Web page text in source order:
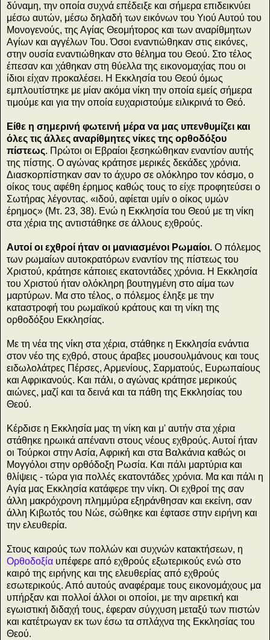
δύναμη, την οποία συχνά επέδειξε και σήμερα επιδεικνύει
μέσω αυτών, μέσω δηλαδή των εικόνων του Υιού Αυτού του
Μονογενούς, της Αγίας Θεομήτορος και των αναρίθμητων
Αγίων και αγγέλων Του. Όσοι εναντιώθηκαν στις εικόνες,
στην ουσία εναντιώθηκαν στο θέλημα του Θεού. Στο τέλος
έπεσαν και χάθηκαν στη θύελλα της εικονομαχίας που οι
ίδιοι είχαν προκαλέσει. Η Εκκλησία του Θεού όμως
εμπλουτίστηκε με μίαν ακόμα νίκη την οποία εμείς σήμερα
τιμούμε και για την οποία ευχαριστούμε ειλικρινά το Θεό.
Είθε η σημερινή φωτεινή μέρα να μας υπενθυμίζει και
όλες τις άλλες αναρίθμητες νίκες της ορθοδόξου
πίστεως. Πρώτοι οι Εβραίοι ξεσηκώθηκαν εναντίον αυτής
της πίστης. Ο αγώνας κράτησε μερικές δεκάδες χρόνια.
Διασκορπίστηκαν σαν το άχυρο σε ολόκληρο τον κόσμο, ο
οίκος τους αφέθη έρημος καθώς τους το είχε προφητεύσει ο
Σωτήρας λέγοντας. «ιδού, αφίεται υμίν ο οίκος υμών
έρημος» (Μτ. 23, 38). Ενώ η Εκκλησία του Θεού με τη νίκη
στα χέρια της αντιστάθηκε σε άλλους εχθρούς.
Αυτοί οι εχθροί ήταν οι μανιασμένοι Ρωμαίοι. Ο πόλεμος
των ρωμαίων αυτοκρατόρων εναντίον της πίστεως του
Χριστού, κράτησε κάποιες εκατοντάδες χρόνια. Η Εκκλησία
του Χριστού ήταν ολόκληρη βουτηγμένη στο αίμα των
μαρτύρων. Μα στο τέλος, ο πόλεμος έληξε με την
καταστροφή του ρωμαϊκού κράτους και τη νίκη της
ορθοδόξου Εκκλησίας.
Με τη νέα της νίκη στα χέρια, στάθηκε η Εκκλησία ενάντια
στον νέο της εχθρό, στους άραβες μουσουλμάνους και τους
ειδωλολάτρες Πέρσες, Αρμενίους, Σαρματούς, Ευρωπαίους
και Αφρικανούς. Και πάλι, ο αγώνας κράτησε μερικούς
αιώνες, μαζί και τα δεινά και τα πάθη της Εκκλησίας του
Θεού.
Κέρδισε η Εκκλησία μας τη νίκη και μ' αυτήν στα χέρια
στάθηκε ηρωικά απέναντι στους νέους εχθρούς. Αυτοί ήταν
οι Τούρκοι στην Ασία, Αφρική και στα Βαλκάνια καθώς οι
Μογγόλοι στην ορθόδοξη Ρωσία. Και πάλι μαρτύρια και
θλίψεις - τώρα για πολλές εκατοντάδες χρόνια. Μα και πάλι η
Αγία μας Εκκλησία κατάφερε την νίκη. Οι εχθροί της σαν
άλλη μακρόχρονη πλημμύρα εξηράνθησαν και εκείνη, σαν
άλλη Κιβωτός του Νώε, σώθηκε και έφτασε στην ειρήνη και
την ελευθερία.
Στους καιρούς των πολλών και συχνών κατακτήσεων, η
Ορθοδοξία υπέφερε από εχθρούς εξωτερικούς ενώ στο
καιρό της ειρήνης και της ελευθερίας από εχθρούς
εσωτερικούς. Από αυτούς αναφέραμε τους εικονομάχους μα
υπήρξαν και πολλοί άλλοι οι οποίοι, με την αιρετική και
εγωιστική διδαχή τους, έφεραν σύγχυση μεταξύ των πιστών
και κατέτρωγαν εκ των έσω τα σπλάχνα της Εκκλησίας του
Θεού.